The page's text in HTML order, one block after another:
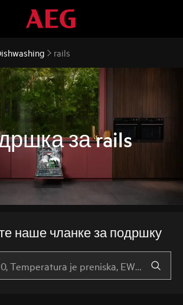
rails
за rails
наше чланке за подршку